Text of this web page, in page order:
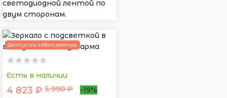
светодиодной лентой по
двум сторонам.
Доступны любые размеры
Есть в наличии
4 823 ₽ 5 990 ₽
-19%